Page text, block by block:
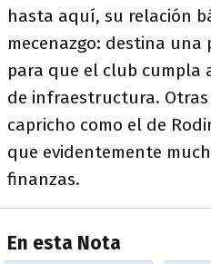
hasta aquí, su relación
mecenazgo: destina
para que el club cumpla
de infraestructura. Otras
capricho como el de
que evidentemente
finanzas.
En esta Nota